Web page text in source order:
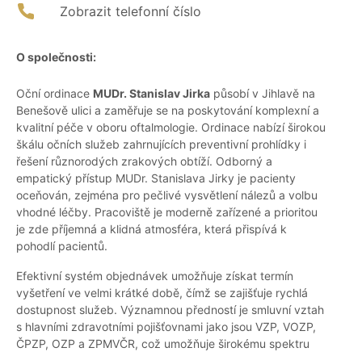
Zobrazit telefonní číslo
O společnosti:
Oční ordinace MUDr. Stanislav Jirka působí v Jihlavě na
Benešově ulici a zaměřuje se na poskytování komplexní a
kvalitní péče v oboru oftalmologie. Ordinace nabízí širokou
škálu očních služeb zahrnujících preventivní prohlídky i
řešení různorodých zrakových obtíží. Odborný a
empatický přístup MUDr. Stanislava Jirky je pacienty
oceňován, zejména pro pečlivé vysvětlení nálezů a volbu
vhodné léčby. Pracoviště je moderně zařízené a prioritou
je zde příjemná a klidná atmosféra, která přispívá k
pohodlí pacientů.
Efektivní systém objednávek umožňuje získat termín
vyšetření ve velmi krátké době, čímž se zajišťuje rychlá
dostupnost služeb. Významnou předností je smluvní vztah
s hlavními zdravotními pojišťovnami jako jsou VZP, VOZP,
ČPZP, OZP a ZPMVČR, což umožňuje širokému spektru